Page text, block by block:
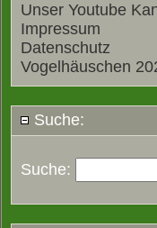
Unser Youtube
Impressum
Datenschutz
Vogelhäuschen
Suche:
Suche: